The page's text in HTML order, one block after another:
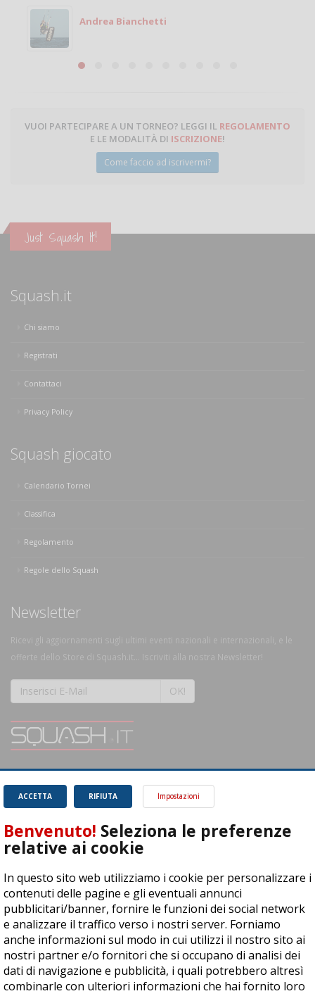
Michele
Michele Miglionico
VUOI PARTECIPARE A UN TORNEO? LEGGI IL REGOLAMENTO
E LE MODALITÀ DI ISCRIZIONE!
Come faccio ad iscrivermi?
Just Squash It!
Squash.it
Chi siamo
Registrati
Contattaci
Privacy Policy
Squash giocato
Calendario Tornei
Classifica
Regolamento
Regole dello Squash
Newsletter
Ricevi gli aggiornamenti sugli ultimi eventi nazionali e internazionali, e le
offerte dello Store di Squash.it... Iscriviti alla nostra Newsletter!
OK!
magnifico sport.
Leggi
RIFIUTA
ACCETTA Impostazioni
Benvenuto! Seleziona le preferenze
relative ai cookie
In questo sito web utilizziamo i cookie per personalizzare i
contenuti delle pagine e gli eventuali annunci
pubblicitari/banner, fornire le funzioni dei social network
e analizzare il traffico verso i nostri server. Forniamo
anche informazioni sul modo in cui utilizzi il nostro sito ai
nostri partner e/o fornitori che si occupano di analisi dei
dati di navigazione e pubblicità, i quali potrebbero altresì
combinarle con ulteriori informazioni che hai fornito loro
ASD Let's Sport - Via T. Olivelli 3, 25014 Castenedolo (BS) - P. Iva:
04278030988
© Copyright 2015 | All Rights Reserved - Powered byDynDevice
Privacy Policy Cookie Policy Accessibilità Sitemap